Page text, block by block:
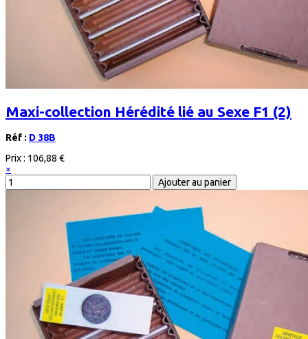
Maxi-collection Hérédité lié au Sexe F1 (2)
Réf : D 38B
Prix : 106,88 €
×